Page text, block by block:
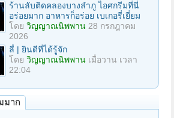
ร้านลับติดคลองบางลำภู ไอศกรีมที่นี่
อร่อยมาก อาหารก็อร่อย เบเกอรี่เยี่ยม
โดย วิญญาณนิพพาน 28 กรกฎาคม
2026
ลี้ | ยินดีที่ได้รู้จัก
โดย วิญญาณนิพพาน เมื่อวาน เวลา
22:04
มาก